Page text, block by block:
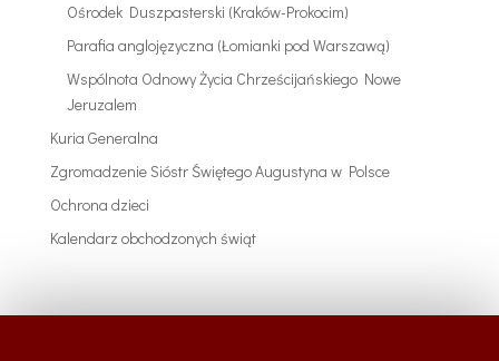
Ośrodek Duszpasterski (Kraków-Prokocim)
Parafia anglojęzyczna (Łomianki pod Warszawą)
Wspólnota Odnowy Życia Chrześcijańskiego Nowe
Jeruzalem
Kuria Generalna
Zgromadzenie Sióstr Świętego Augustyna w Polsce
Ochrona dzieci
Kalendarz obchodzonych świąt